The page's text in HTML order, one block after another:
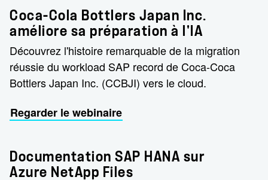
Coca-Cola Bottlers Japan Inc.
améliore sa préparation à l'IA
Découvrez l'histoire remarquable de la migration
réussie du workload SAP record de Coca-Coca
Bottlers Japan Inc. (CCBJI) vers le cloud.
Regarder le webinaire
Documentation SAP HANA sur
Azure NetApp Files